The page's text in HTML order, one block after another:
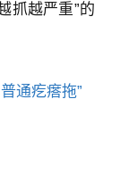
抓越严重”的
通疙瘩拖”